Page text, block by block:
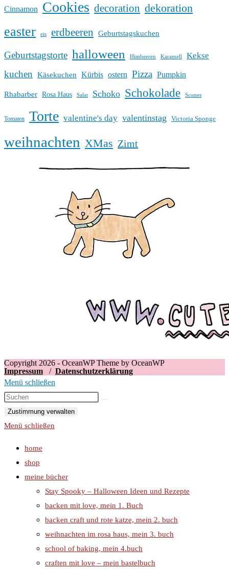
Cinnamon Cookies decoration dekoration
easter eis erdbeeren Geburtstagskuchen
Geburtstagstorte halloween Himbeeren Karamell Kekse
kuchen Käsekuchen Kürbis ostern Pizza Pumpkin
Rhabarber Rosa Haus Salat Schoko Schokolade Scones
Tomaten Torte valentine's day valentinstag Victoria Sponge
weihnachten XMas Zimt
Copyright 2026 - OceanWP Theme by OceanWP
Impressum / Datenschutzerklärung
Menü schließen
Zustimmung verwalten
Menü schließen
home
shop
meine bücher
Stay Spooky – Halloween Ideen und Rezepte
backen mit love, mein 1. Buch
backen craft und rote katze, mein 2. buch
weihnachten im rosa haus, mein 3. buch
school of baking, mein 4.buch
craften mit love – mein bastelbuch